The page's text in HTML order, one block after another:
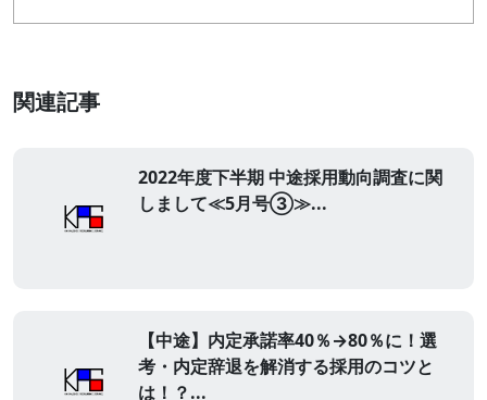
関連記事
2022年度下半期 中途採用動向調査に関
しまして≪5月号③≫...
【中途】内定承諾率40％→80％に！選
考・内定辞退を解消する採用のコツと
は！？...